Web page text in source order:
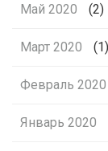
Май 2020 (2)
Март 2020 (1)
Февраль 2020
Январь 2020